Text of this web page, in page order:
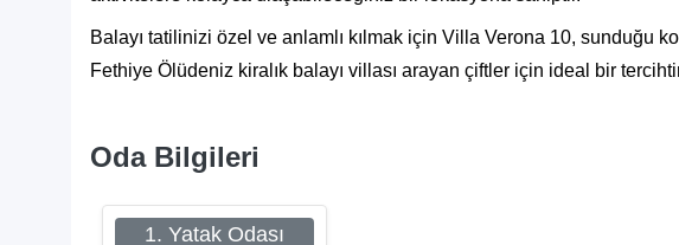
Balayı tatilinizi özel ve anlamlı kılmak için Villa Verona 10, sunduğu
Fethiye Ölüdeniz kiralık balayı villası arayan çiftler için ideal bir
Oda Bilgileri
1. Yatak Odası